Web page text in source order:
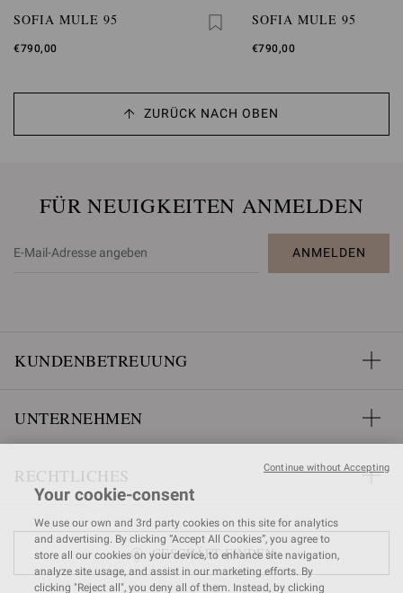
SOFIA MULE 95
€790,00
SOFIA MULE 95
€790,00
ZURÜCK NACH OBEN
FÜR NEUIGKEITEN ANMELDEN
ANMELDEN
KUNDENBETREUUNG
UNTERNEHMEN
RECHTLICHES
GESCHÄFT FINDEN
Your cookie-consent
We use our own and 3rd party cookies on this site for analytics
and advertising. By clicking “Accept All Cookies”, you agree to
store all our cookies on your device, to enhance site navigation,
analyze site usage, and assist in our marketing efforts. By
clicking "Reject all", you deny all of them. Instead, by clicking
Continue without Accepting